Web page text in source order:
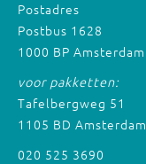
Postadres
Postbus 1628
1000 BP Amsterdam
voor pakketten:
Tafelbergweg 51
1105 BD Amsterdam
020 525 3690